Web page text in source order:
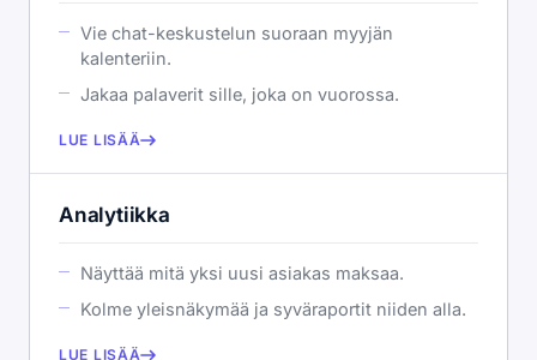
Vie chat-keskustelun suoraan myyjän
kalenteriin.
Jakaa palaverit sille, joka on vuorossa.
LUE LISÄÄ
Analytiikka
Näyttää mitä yksi uusi asiakas maksaa.
Kolme yleisnäkymää ja syväraportit niiden alla.
LUE LISÄÄ